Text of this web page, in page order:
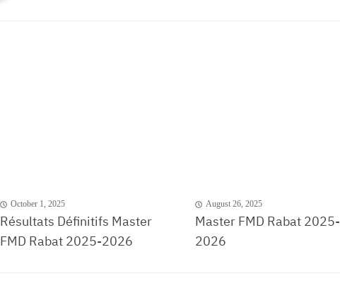
October 1, 2025
Résultats Définitifs Master
FMD Rabat 2025-2026
August 26, 2025
Master FMD Rabat 2025-
2026